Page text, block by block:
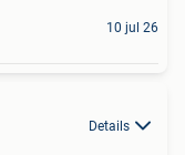
10 jul 26
Details